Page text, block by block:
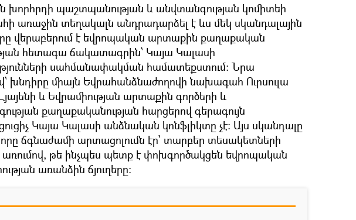
խորհրդի պաշտպանության և անվտանգության կոմիտեի
առաջին տեղակալն անդրադարձել է ևս մեկ սկանդալային
վերաբերում է եվրոպական արտաքին քաղաքական
հետագա ճակատագրին՝ Կայա Կալասի
սահմանափակման համատեքստում: Նրա
խնդիրը միայն Եվրահանձնաժողովի նախագահ Ուրսուլա
և Եվրամիության արտաքին գործերի և
քաղաքականության հարցերով գերագույն
Կայա Կալասի անձնական կոնֆլիկտը չէ: Այս սկանդալը
ճգնաժամի արտացոլումն էր՝ տարբեր տեսակետների
թե ինչպես պետք է փոխգործակցեն եվրոպական
առանձին ճյուղերը։